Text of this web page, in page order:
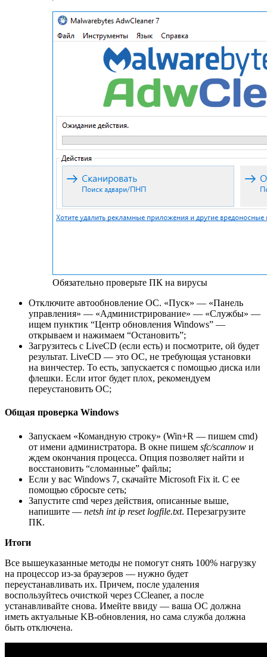
Обязательно проверьте ПК на вирусы
Отключите автообновление OC. «Пуск» — «Панель
управления» — «Администрирование» — «Службы» —
ищем пунктик “Центр обновления Windows” —
открываем и нажимаем “Остановить”;
Загрузитесь с LiveCD (если есть) и посмотрите, ой будет
результат. LiveCD — это ОС, не требующая установки
на винчестер. То есть, запускается с помощью диска или
флешки. Если итог будет плох, рекомендуем
переустановить ОС;
Общая проверка Windows
Запускаем «Командную строку» (Win+R — пишем cmd)
от имени администратора. В окне пишем sfc/scannow и
ждем окончания процесса. Опция позволяет найти и
восстановить “сломанные” файлы;
Если у вас Windows 7, скачайте Microsoft Fix it. С ее
помощью сбросьте сеть;
Запустите cmd через действия, описанные выше,
напишите — netsh int ip reset logfile.txt. Перезагрузите
ПК.
Итоги
Все вышеуказанные методы не помогут снять 100% нагрузку
на процессор из-за браузеров — нужно будет
переустанавливать их. Причем, после удаления
воспользуйтесь очисткой через CCleaner, а после
устанавливайте снова. Имейте ввиду — ваша ОС должна
иметь актуальные KB-обновления, но сама служба должна
быть отключена.